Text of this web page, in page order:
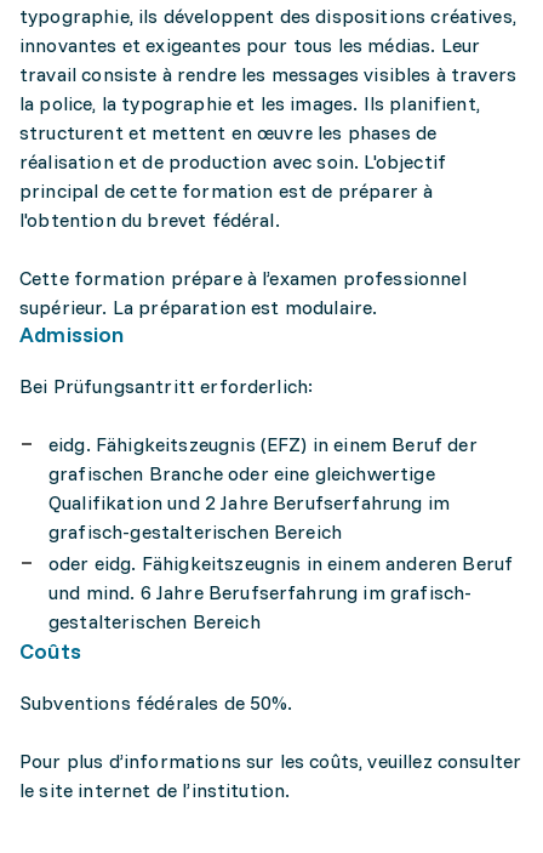
typographie, ils développent des dispositions créatives,
innovantes et exigeantes pour tous les médias. Leur
travail consiste à rendre les messages visibles à travers
la police, la typographie et les images. Ils planifient,
structurent et mettent en œuvre les phases de
réalisation et de production avec soin. L'objectif
principal de cette formation est de préparer à
l'obtention du brevet fédéral.
Cette formation prépare à l’examen professionnel
supérieur. La préparation est modulaire.
Admission
Bei Prüfungsantritt erforderlich:
eidg. Fähigkeitszeugnis (EFZ) in einem Beruf der
grafischen Branche oder eine gleichwertige
Qualifikation und 2 Jahre Berufserfahrung im
grafisch-gestalterischen Bereich
oder eidg. Fähigkeitszeugnis in einem anderen Beruf
und mind. 6 Jahre Berufserfahrung im grafisch-
gestalterischen Bereich
Coûts
Subventions fédérales de 50%.
Pour plus d’informations sur les coûts, veuillez consulter
le site internet de l’institution.